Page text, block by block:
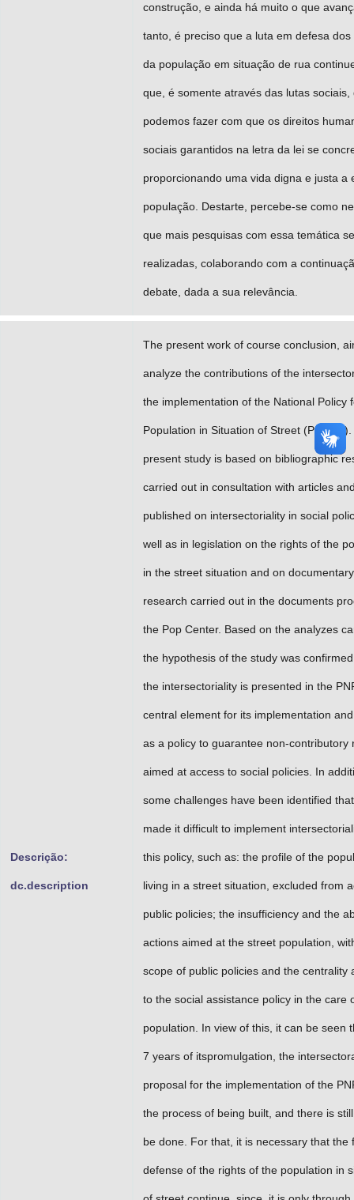
construção, e ainda há muito o que
tanto, é preciso que a luta em defesa dos
da população em situação de rua
que, é somente através das lutas sociais,
podemos fazer com que os direitos
sociais garantidos na letra da lei se
proporcionando uma vida digna e justa a
população. Destarte, percebe-se como
que mais pesquisas com essa temática
realizadas, colaborando com a
debate, dada a sua relevância.
Descrição:
dc.description
The present work of course conclusion,
analyze the contributions of the
the implementation of the National Policy
Population in Situation of Street
present study is based on bibliographic
carried out in consultation with articles
published on intersectoriality in social
well as in legislation on the rights of the
in the street situation and on documentary
research carried out in the documents
the Pop Center. Based on the analyzes
the hypothesis of the study was
the intersectoriality is presented in the
central element for its implementation
as a policy to guarantee non-contributory
aimed at access to social policies. In
some challenges have been identified
made it difficult to implement
this policy, such as: the profile of the
living in a street situation, excluded from
public policies; the insufficiency and the
actions aimed at the street population,
scope of public policies and the centrality
to the social assistance policy in the care
population. In view of this, it can be seen
7 years of itspromulgation, the
proposal for the implementation of the
the process of being built, and there is
be done. For that, it is necessary that the
defense of the rights of the population in